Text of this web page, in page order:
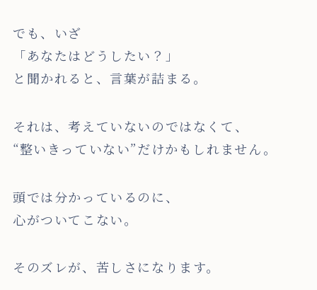
でも、いざ
「あなたはどうしたい？」
と聞かれると、言葉が詰まる。
それは、考えていないのではなくて、
“整いきっていない”だけかもしれません。
頭では分かっているのに、
心がついてこない。
そのズレが、苦しさになります。